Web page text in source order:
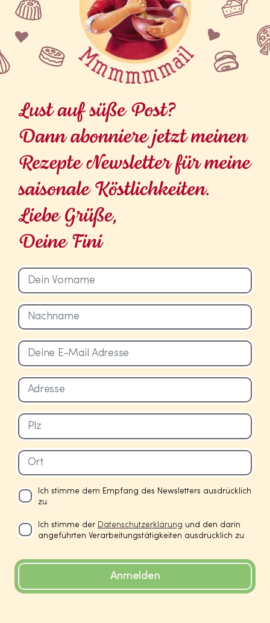
Ich stimme dem Empfang des Newsletters ausdrücklich
zu.
Ich stimme der Datenschutzerklärung und den darin
angeführten Verarbeitungstätigkeiten ausdrücklich zu.
Anmelden